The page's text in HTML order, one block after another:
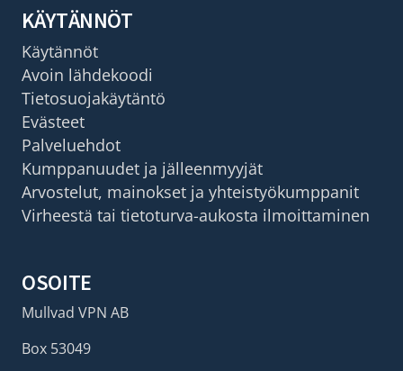
KÄYTÄNNÖT
Käytännöt
Avoin lähdekoodi
Tietosuojakäytäntö
Evästeet
Palveluehdot
Kumppanuudet ja jälleenmyyjät
Arvostelut, mainokset ja yhteistyökumppanit
Virheestä tai tietoturva-aukosta ilmoittaminen
OSOITE
Mullvad VPN AB
Box 53049